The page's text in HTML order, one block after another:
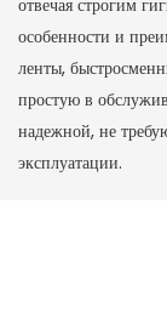
особенности и
ленты,
простую в
надежной, не
эксплуатации.